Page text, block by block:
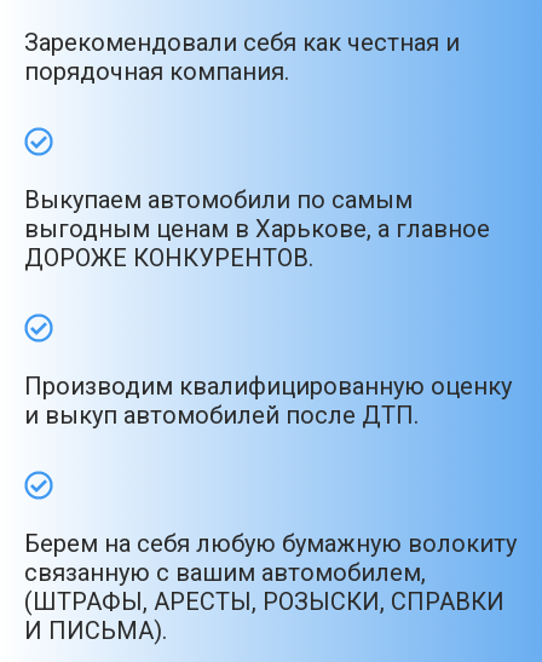
Зарекомендовали себя как честная и
порядочная компания.
Выкупаем автомобили по самым
выгодным ценам в Харькове, а главное
ДОРОЖЕ КОНКУРЕНТОВ.
Производим квалифицированную оценку
и выкуп автомобилей после ДТП.
Берем на себя любую бумажную волокиту
связанную с вашим автомобилем,
(ШТРАФЫ, АРЕСТЫ, РОЗЫСКИ, СПРАВКИ
И ПИСЬМА).